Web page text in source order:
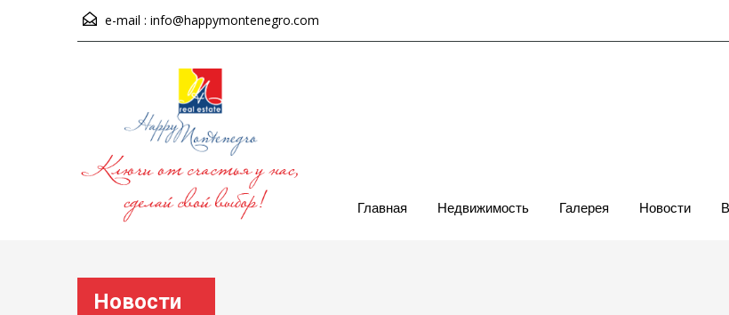
e-mail : info@happymontenegro.com
Главная Недвижимость Галерея Новости
Новости